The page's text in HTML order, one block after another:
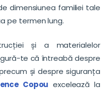
dimensiunea familiei tale
pe termen lung.
și a materialelor
te că întreabă despre
și despre siguranța
Copou excelează la